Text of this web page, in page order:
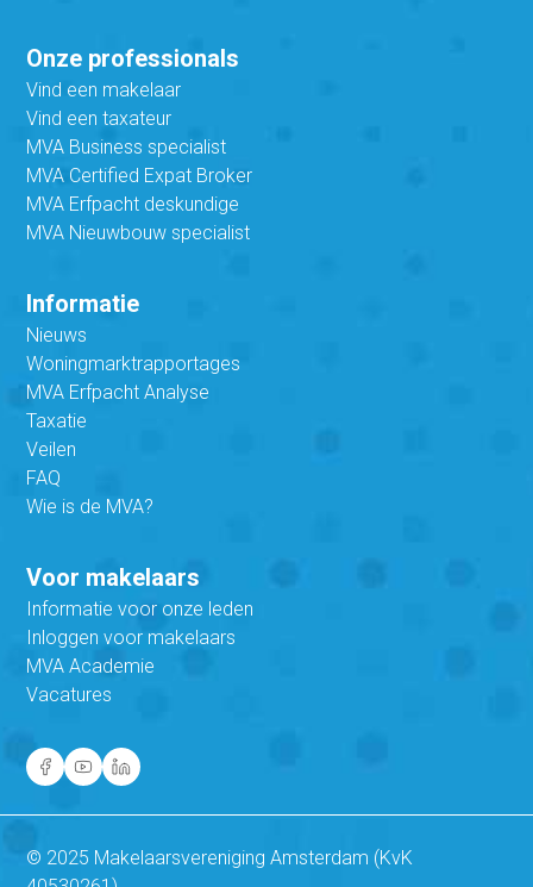
Onze professionals
Vind een makelaar
Vind een taxateur
MVA Business specialist
MVA Certified Expat Broker
MVA Erfpacht deskundige
MVA Nieuwbouw specialist
Informatie
Nieuws
Woningmarktrapportages
MVA Erfpacht Analyse
Taxatie
Veilen
FAQ
Wie is de MVA?
Voor makelaars
Informatie voor onze leden
Inloggen voor makelaars
MVA Academie
Vacatures
© 2025 Makelaarsvereniging Amsterdam (KvK